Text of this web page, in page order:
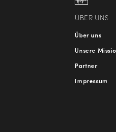
ÜBER UNS
Über uns
Unsere
Partner
Impressum